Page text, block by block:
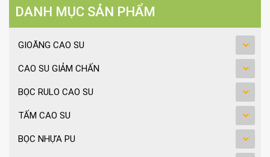
DANH MỤC SẢN PHẨM
GIOĂNG CAO SU
CAO SU GIẢM CHẤN
BỌC RULO CAO SU
TẤM CAO SU
BỌC NHỰA PU